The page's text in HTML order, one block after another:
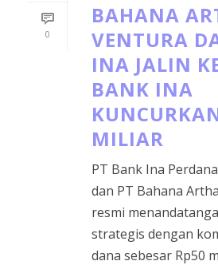
0
BAHANA
VENTURA
INA JALIN
BANK INA
MILIAR
PT Bank Ina
dan PT Bahana
resmi
strategis dengan
dana sebesar Rp50